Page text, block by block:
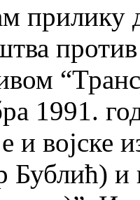
прилику
1991.
и
Бублић)